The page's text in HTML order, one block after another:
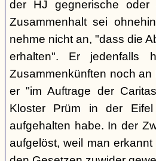
der HJ gegnerische oder
Zusammenhalt sei
nehme nicht an, "dass die
erhalten". Er jedenfalls
Zusammenkünften noch
er "im Auftrage der
Kloster Prüm in der
aufgehalten habe. In der
aufgelöst, weil man